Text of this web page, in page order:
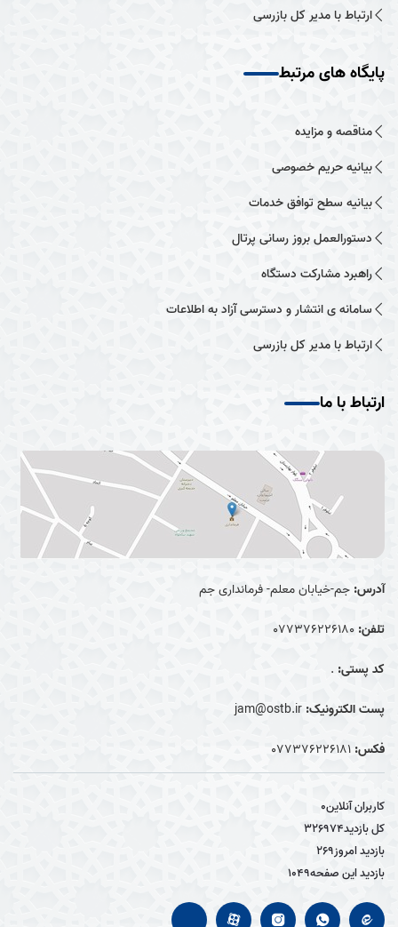
ارتباط با مدیر کل بازرسی
پایگاه های مرتبط
مناقصه و مزایده
بیانیه حریم خصوصی
بیانیه سطح توافق خدمات
دستورالعمل بروز رسانی پرتال
راهبرد مشارکت دستگاه
سامانه ی انتشار و دسترسی آزاد به اطلاعات
ارتباط با مدیر کل بازرسی
ارتباط با ما
آدرس: جم-خیابان معلم- فرمانداری جم
تلفن: 077376226180
کد پستی: .
پست الکترونیک: jam@ostb.ir
فکس: 077376226181
کاربران آنلاین0
کل بازدید326974
بازدید امروز269
بازدید این صفحه1049